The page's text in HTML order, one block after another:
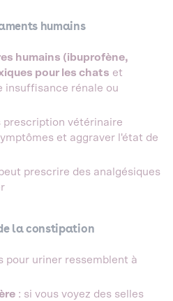
humains
humains (ibuprofène,
pour les chats et
insuffisance rénale ou
prescription vétérinaire
et aggraver l'état de
prescrire des analgésiques
la constipation
pour uriner ressemblent à
: si vous voyez des selles